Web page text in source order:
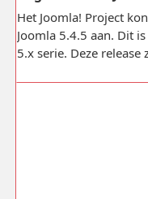
Het Joomla! Project
Joomla 5.4.5 aan. Dit
5.x serie. Deze release